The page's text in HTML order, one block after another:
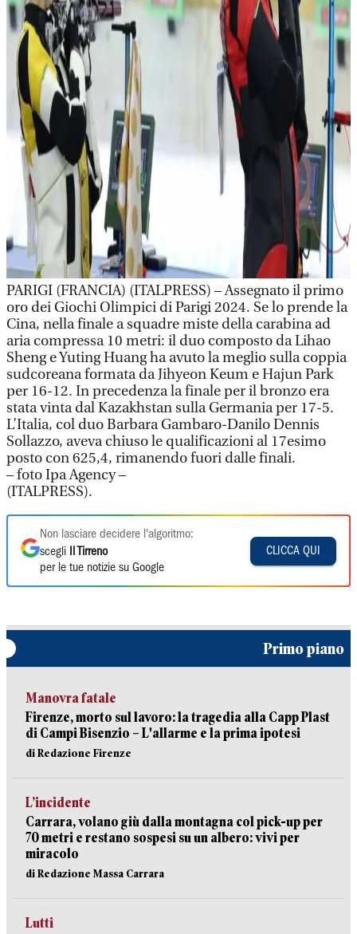
PARIGI (FRANCIA) (ITALPRESS) – Assegnato il primo
oro dei Giochi Olimpici di Parigi 2024. Se lo prende la
Cina, nella finale a squadre miste della carabina ad
aria compressa 10 metri: il duo composto da Lihao
Sheng e Yuting Huang ha avuto la meglio sulla coppia
sudcoreana formata da Jihyeon Keum e Hajun Park
per 16-12. In precedenza la finale per il bronzo era
stata vinta dal Kazakhstan sulla Germania per 17-5.
L’Italia, col duo Barbara Gambaro-Danilo Dennis
Sollazzo, aveva chiuso le qualificazioni al 17esimo
posto con 625,4, rimanendo fuori dalle finali.
– foto Ipa Agency –
(ITALPRESS).
Non lasciare decidere l'algoritmo:
scegli
Il Tirreno
per le tue notizie su Google
CLICCA QUI
Primo piano
Manovra fatale
Firenze, morto sul lavoro: la tragedia alla Capp Plast
di Campi Bisenzio – L'allarme e la prima ipotesi
di Redazione Firenze
L’incidente
Carrara, volano giù dalla montagna col pick-up per
70 metri e restano sospesi su un albero: vivi per
miracolo
di Redazione Massa Carrara
Lutti